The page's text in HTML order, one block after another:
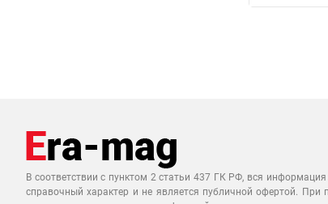
В соответствии с пунктом 2 статьи 437 ГК РФ, вся
справочный характер и не является публичной офертой. При